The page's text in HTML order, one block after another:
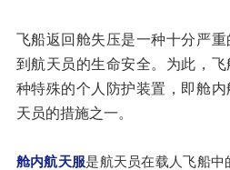
飞船返回舱失压是一种十分严
到航天员的生命安全。为此，
种特殊的个人防护装置，即舱
天员的措施之一。
舱内航天服是航天员在载人飞船